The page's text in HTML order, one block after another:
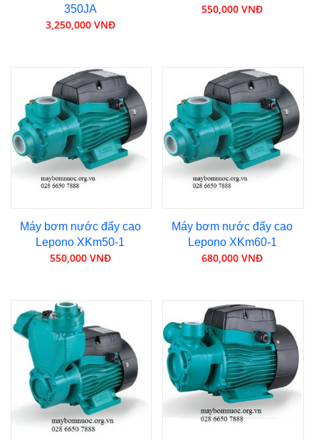
350JA
3,250,000 VNĐ
550,000 VNĐ
Máy bơm nước đẩy cao
Lepono XKm50-1
550,000 VNĐ
Máy bơm nước đẩy cao
Lepono XKm60-1
680,000 VNĐ